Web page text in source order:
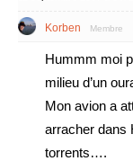
Korben Membre
Hummm moi
milieu d’un
Mon avion a
arracher dans
torrents….